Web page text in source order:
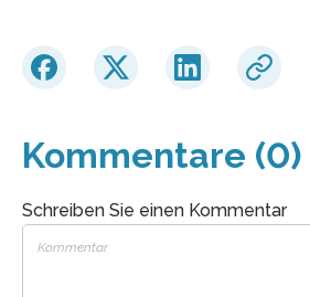
Kommentare (0)
Schreiben Sie einen Kommentar